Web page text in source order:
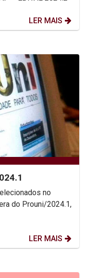
LER MAIS
no
do Prouni/2024.1,
LER MAIS